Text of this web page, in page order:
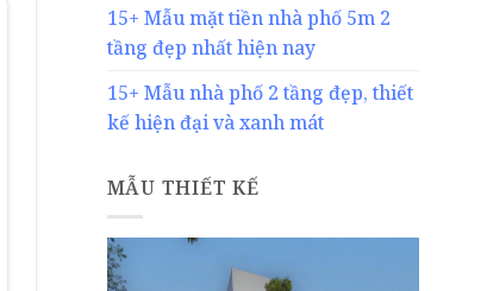
15+ Mẫu mặt tiền nhà phố 5m 2
tầng đẹp nhất hiện nay
15+ Mẫu nhà phố 2 tầng đẹp, thiết
kế hiện đại và xanh mát
MẪU THIẾT KẾ